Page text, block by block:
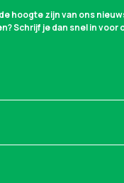
hoogte zijn van ons
Schrijf je dan snel in voor